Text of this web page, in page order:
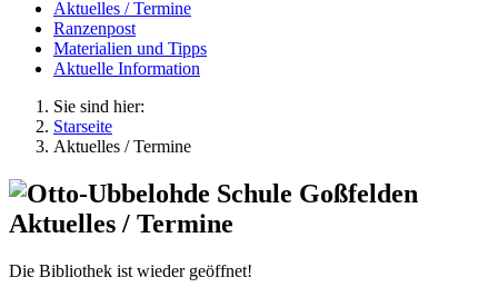
Aktuelles / Termine
Ranzenpost
Materialien und Tipps
Aktuelle Information
Sie sind hier:
Starseite
Aktuelles / Termine
Aktuelles / Termine
Die Bibliothek ist wieder geöffnet!